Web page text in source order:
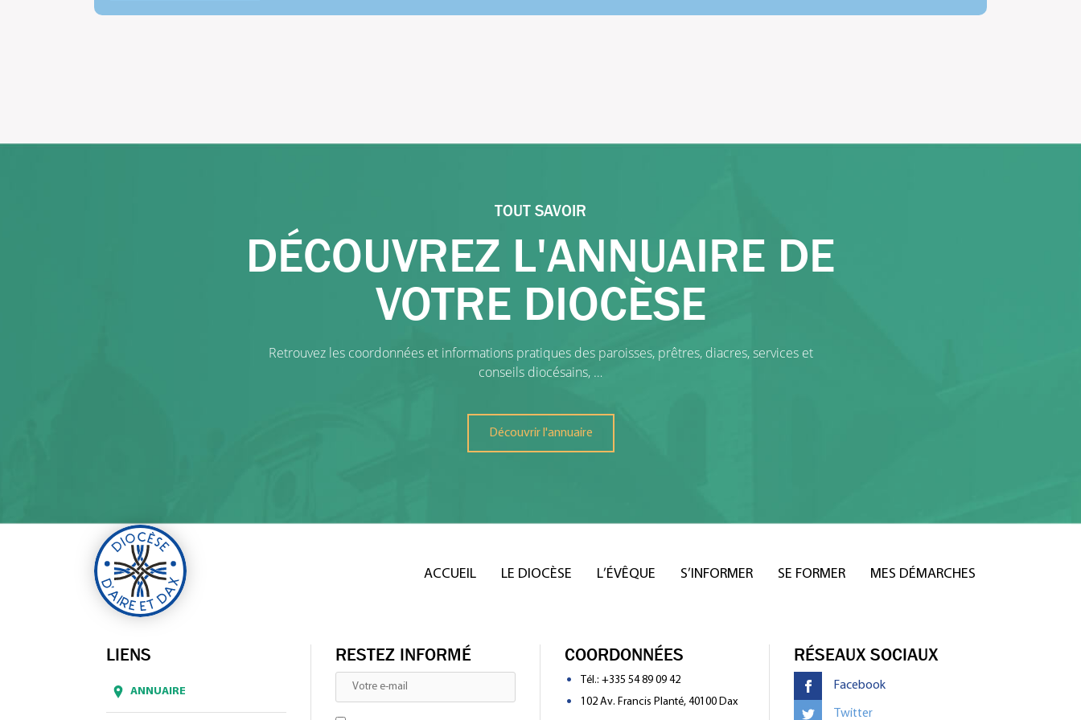
TOUT SAVOIR
DÉCOUVREZ L'ANNUAIRE DE
VOTRE DIOCÈSE
Retrouvez les coordonnées et informations pratiques des paroisses, prêtres, diacres, services et
conseils diocésains, …
Découvrir l'annuaire
ACCUEIL LE DIOCÈSE L’ÉVÊQUE S’INFORMER SE FORMER MES DÉMARCHES
LIENS
ANNUAIRE
RESTEZ INFORMÉ COORDONNÉES
Tél.: +335 54 89 09 42
102 Av. Francis Planté, 40100 Dax
RÉSEAUX SOCIAUX
Facebook
Twitter